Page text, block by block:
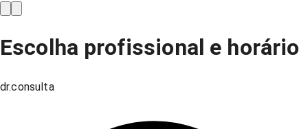
Escolha profissional e horário
dr.consulta